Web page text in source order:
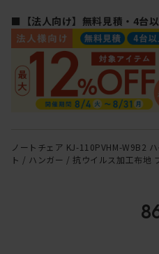
■【法人向け】無料見積・4台
ノートチェア KJ-110PVHM-W9B2
ト / ハンガー / 抗ウイルス加工布地